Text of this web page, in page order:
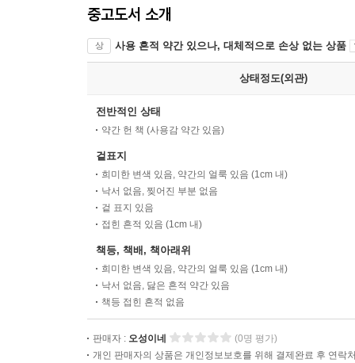
중고도서 소개
상 사용 흔적 약간 있으나, 대체적으로 손상 없는 상품
상태정도(외관)
전반적인 상태
약간 헌 책 (사용감 약간 있음)
겉표지
희미한 변색 있음, 약간의 얼룩 있음 (1cm 내)
낙서 없음, 찢어진 부분 없음
겉 표지 있음
접힌 흔적 있음 (1cm 내)
책등, 책배, 책아래위
희미한 변색 있음, 약간의 얼룩 있음 (1cm 내)
낙서 없음, 닳은 흔적 약간 있음
책등 접힌 흔적 없음
판매자 : 오성이네
(0명 평가)
개인 판매자의 상품은 개인정보보호를 위해 결제완료 후 연락